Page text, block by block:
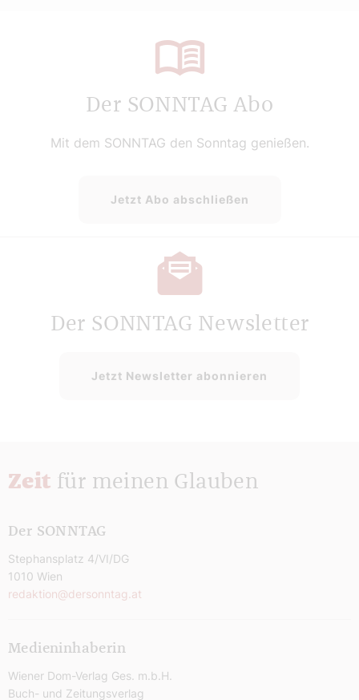
Der SONNTAG Abo
Mit dem SONNTAG den Sonntag genießen.
Jetzt Abo abschließen
Der SONNTAG Newsletter
Jetzt Newsletter abonnieren
Zeit für meinen Glauben
Der SONNTAG
Stephansplatz 4/VI/DG
1010 Wien
redaktion@dersonntag.at
Medieninhaberin
Wiener Dom-Verlag Ges. m.b.H.
Buch- und Zeitungsverlag